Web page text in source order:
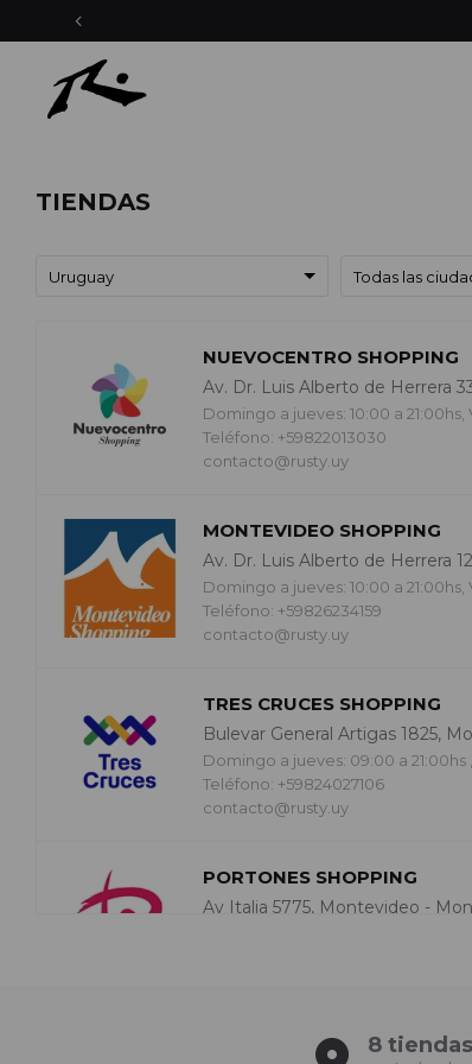
TIENDAS
NUEVOCENTRO SHOPPING
Av. Dr. Luis Alberto de Herrera
Domingo a jueves: 10:00 a 21:00hs,
Teléfono: +59822013030
contacto@rusty.uy
MONTEVIDEO SHOPPING
Av. Dr. Luis Alberto de Herrera
Domingo a jueves: 10:00 a 21:00hs,
Teléfono: +59826234159
contacto@rusty.uy
TRES CRUCES SHOPPING
Bulevar General Artigas 1825,
Domingo a jueves: 09:00 a 21:00hs
Teléfono: +59824027106
contacto@rusty.uy
PORTONES SHOPPING
Av Italia 5775, Montevideo -
8 tiendas